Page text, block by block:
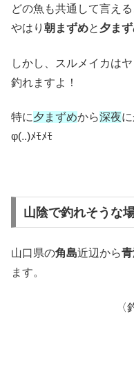
どの魚も共通して言え
やはり 朝まずめと 夕ま
しかし、スルメイカは
釣れますよ！
特に夕まずめから深夜
φ(..)ﾒﾓﾒﾓ
山陰で釣れそうな
山口県の角島近辺から
ます。
〈